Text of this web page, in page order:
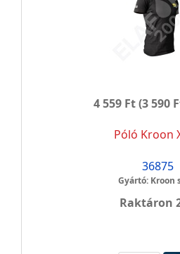
4 559 Ft(3 590
Póló Kroon
36875
Gyártó: Kroon
Raktáron